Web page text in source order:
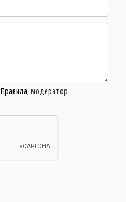
Правила, модератор